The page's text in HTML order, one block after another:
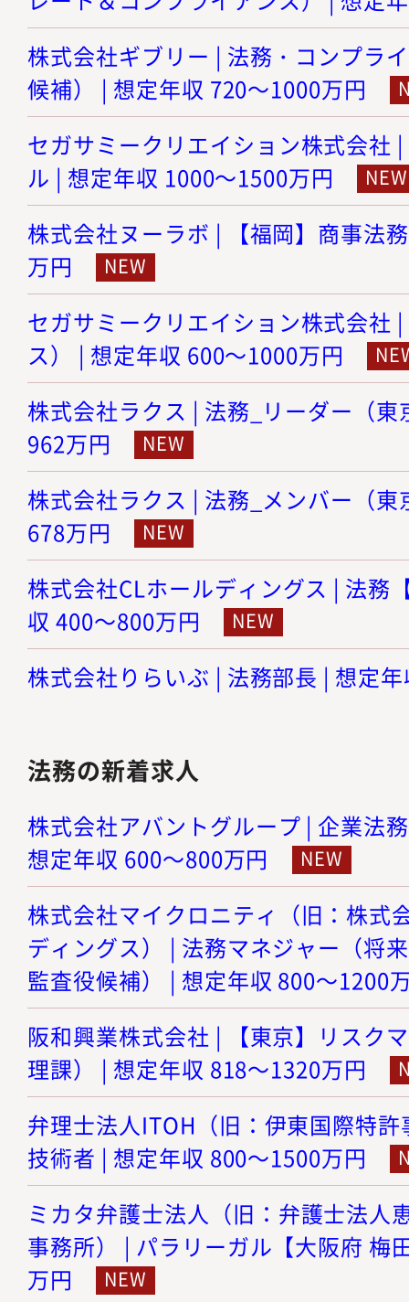
株式会社ギブリー | 法務・コンプラ
候補） | 想定年収 720～1000万円
セガサミークリエイション株式会社
ル | 想定年収 1000～1500万円
株式会社ヌーラボ | 【福岡】商事法
万円
セガサミークリエイション株式会社
ス） | 想定年収 600～1000万円
株式会社ラクス | 法務_リーダー（
962万円
株式会社ラクス | 法務_メンバー（
678万円
株式会社CLホールディングス | 法務
収 400～800万円
株式会社りらいぶ | 法務部長 | 想定
法務の新着求人
株式会社アバントグループ | 企業法
想定年収 600～800万円
株式会社マイクロニティ（旧：株式
ディングス） | 法務マネジャー（将
監査役候補） | 想定年収 800～1200
阪和興業株式会社 | 【東京】リスク
理課） | 想定年収 818～1320万円
弁理士法人ITOH（旧：伊東国際特
技術者 | 想定年収 800～1500万円
ミカタ弁護士法人（旧：弁護士法人
事務所） | パラリーガル【大阪府 梅
万円